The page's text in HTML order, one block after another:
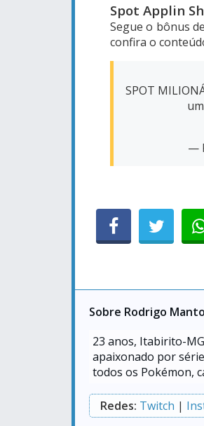
Spot Applin
Segue o bônus
confira o
SPOT
—
Sobre Rodrigo
23 anos, Itabirito-
apaixonado por
todos os Pokémon,
Redes: Twitch |